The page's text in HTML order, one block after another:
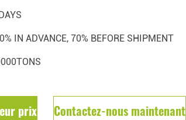
IN ADVANCE, 70% BEFORE SHIPMENT
prix Contactez-nous maintenant